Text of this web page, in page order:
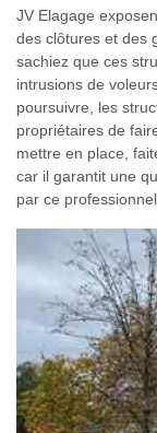
JV Elagage
des clôtures et des
sachiez que ces
intrusions de
poursuivre, les
propriétaires de
mettre en place,
car il garantit une
par ce